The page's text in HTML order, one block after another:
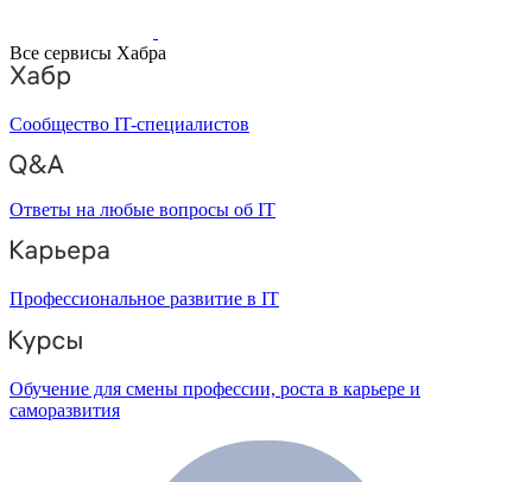
Все сервисы Хабра
Сообщество IT-специалистов
Ответы на любые вопросы об IT
Профессиональное развитие в IT
Обучение для смены профессии, роста в карьере и
саморазвития